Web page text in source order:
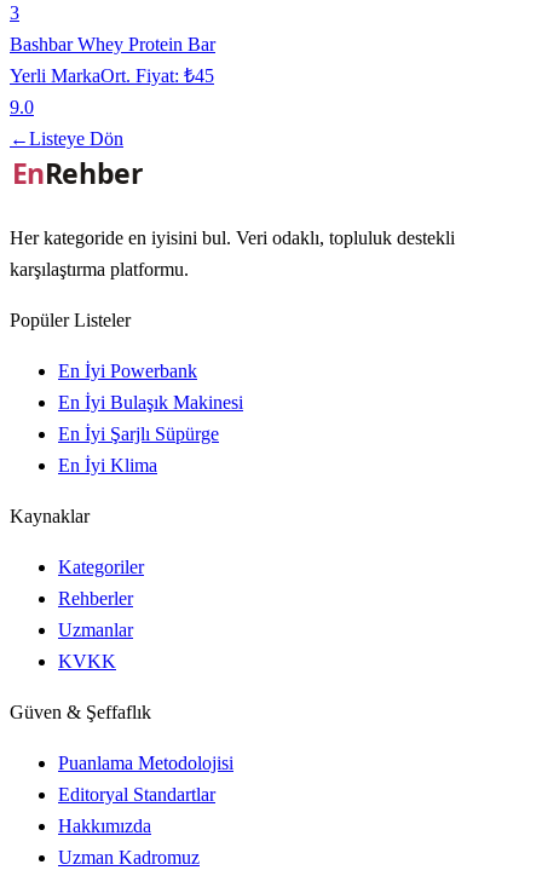
3
Bashbar Whey Protein Bar
Yerli MarkaOrt. Fiyat: ₺45
9.0
←Listeye Dön
Her kategoride en iyisini bul. Veri odaklı, topluluk destekli
karşılaştırma platformu.
Popüler Listeler
En İyi Powerbank
En İyi Bulaşık Makinesi
En İyi Şarjlı Süpürge
En İyi Klima
Kaynaklar
Kategoriler
Rehberler
Uzmanlar
KVKK
Güven & Şeffaflık
Puanlama Metodolojisi
Editoryal Standartlar
Hakkımızda
Uzman Kadromuz